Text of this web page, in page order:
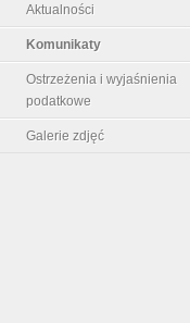
Aktualności
Komunikaty
Ostrzeżenia i wyjaśnienia
podatkowe
Galerie zdjęć